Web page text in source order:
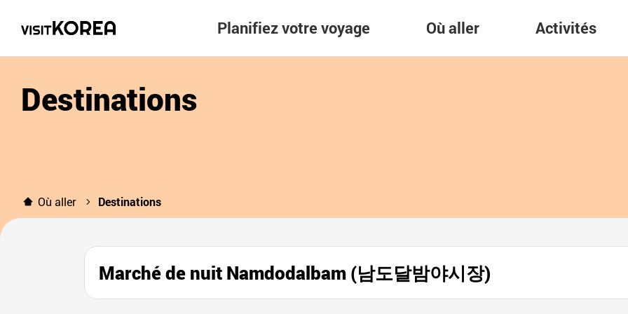
Planifiez votre voyage Où aller Activités
Destinations
Où aller Destinations
Marché de nuit Namdodalbam (남도달밤야시장)